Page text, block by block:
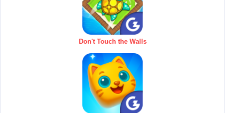
Don't Touch the Walls